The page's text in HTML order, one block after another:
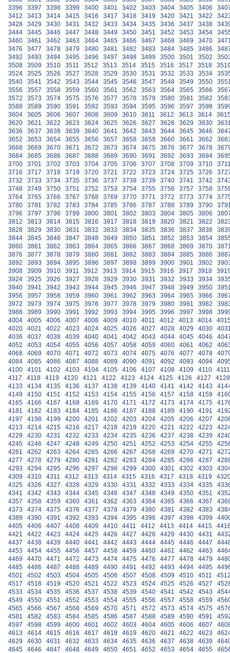
3396
3397 3398 3399 3400 3401 3402 3403 3404 3405 3406
3412
3413 3414 3415 3416 3417 3418 3419 3420 3421 3422
3428
3429 3430 3431 3432 3433 3434 3435 3436 3437 3438
3444
3445 3446 3447 3448 3449 3450 3451 3452 3453 3454
3460
3461 3462 3463 3464 3465 3466 3467 3468 3469 3470
3476
3477 3478 3479 3480 3481 3482 3483 3484 3485 3486
3492
3493 3494 3495 3496 3497 3498 3499 3500 3501 3502
3508
3509 3510 3511 3512 3513 3514 3515 3516 3517 3518
3524
3525 3526 3527 3528 3529 3530 3531 3532 3533 3534
3540
3541 3542 3543 3544 3545 3546 3547 3548 3549 3550
3556
3557 3558 3559 3560 3561 3562 3563 3564 3565 3566
3572
3573 3574 3575 3576 3577 3578 3579 3580 3581 3582
3588
3589 3590 3591 3592 3593 3594 3595 3596 3597 3598
3604
3605 3606 3607 3608 3609 3610 3611 3612 3613 3614
3620
3621 3622 3623 3624 3625 3626 3627 3628 3629 3630
3636
3637 3638 3639 3640 3641 3642 3643 3644 3645 3646
3652
3653 3654 3655 3656 3657 3658 3659 3660 3661 3662
3668
3669 3670 3671 3672 3673 3674 3675 3676 3677 3678
3684
3685 3686 3687 3688 3689 3690 3691 3692 3693 3694
3700
3701 3702 3703 3704 3705 3706 3707 3708 3709 3710
3716
3717 3718 3719 3720 3721 3722 3723 3724 3725 3726
3732
3733 3734 3735 3736 3737 3738 3739 3740 3741 3742
3748
3749 3750 3751 3752 3753 3754 3755 3756 3757 3758
3764
3765 3766 3767 3768 3769 3770 3771 3772 3773 3774
3780
3781 3782 3783 3784 3785 3786 3787 3788 3789 3790
3796
3797 3798 3799 3800 3801 3802 3803 3804 3805 3806
3812
3813 3814 3815 3816 3817 3818 3819 3820 3821 3822
3828
3829 3830 3831 3832 3833 3834 3835 3836 3837 3838
3844
3845 3846 3847 3848 3849 3850 3851 3852 3853 3854
3860
3861 3862 3863 3864 3865 3866 3867 3868 3869 3870
3876
3877 3878 3879 3880 3881 3882 3883 3884 3885 3886
3892
3893 3894 3895 3896 3897 3898 3899 3900 3901 3902
3908
3909 3910 3911 3912 3913 3914 3915 3916 3917 3918
3924
3925 3926 3927 3928 3929 3930 3931 3932 3933 3934
3940
3941 3942 3943 3944 3945 3946 3947 3948 3949 3950
3956
3957 3958 3959 3960 3961 3962 3963 3964 3965 3966
3972
3973 3974 3975 3976 3977 3978 3979 3980 3981 3982
3988
3989 3990 3991 3992 3993 3994 3995 3996 3997 3998
4004
4005 4006 4007 4008 4009 4010 4011 4012 4013 4014
4020
4021 4022 4023 4024 4025 4026 4027 4028 4029 4030
4036
4037 4038 4039 4040 4041 4042 4043 4044 4045 4046
4052
4053 4054 4055 4056 4057 4058 4059 4060 4061 4062
4068
4069 4070 4071 4072 4073 4074 4075 4076 4077 4078
4084
4085 4086 4087 4088 4089 4090 4091 4092 4093 4094
4100
4101 4102 4103 4104 4105 4106 4107 4108 4109 4110
4111
4117
4118 4119 4120 4121 4122 4123 4124 4125 4126 4127
4128
4133
4134 4135 4136 4137 4138 4139 4140 4141 4142 4143
4149
4150 4151 4152 4153 4154 4155 4156 4157 4158 4159
4165
4166 4167 4168 4169 4170 4171 4172 4173 4174 4175
4181
4182 4183 4184 4185 4186 4187 4188 4189 4190 4191
4197
4198 4199 4200 4201 4202 4203 4204 4205 4206 4207
4213
4214 4215 4216 4217 4218 4219 4220 4221 4222 4223
4229
4230 4231 4232 4233 4234 4235 4236 4237 4238 4239
4245
4246 4247 4248 4249 4250 4251 4252 4253 4254 4255
4261
4262 4263 4264 4265 4266 4267 4268 4269 4270 4271
4277
4278 4279 4280 4281 4282 4283 4284 4285 4286 4287
4293
4294 4295 4296 4297 4298 4299 4300 4301 4302 4303
4309
4310 4311 4312 4313 4314 4315 4316 4317 4318 4319
4325
4326 4327 4328 4329 4330 4331 4332 4333 4334 4335
4341
4342 4343 4344 4345 4346 4347 4348 4349 4350 4351
4357
4358 4359 4360 4361 4362 4363 4364 4365 4366 4367
4373
4374 4375 4376 4377 4378 4379 4380 4381 4382 4383
4389
4390 4391 4392 4393 4394 4395 4396 4397 4398 4399
4405
4406 4407 4408 4409 4410 4411 4412 4413 4414 4415
4421
4422 4423 4424 4425 4426 4427 4428 4429 4430 4431
4437
4438 4439 4440 4441 4442 4443 4444 4445 4446 4447
4453
4454 4455 4456 4457 4458 4459 4460 4461 4462 4463
4469
4470 4471 4472 4473 4474 4475 4476 4477 4478 4479
4485
4486 4487 4488 4489 4490 4491 4492 4493 4494 4495
4501
4502 4503 4504 4505 4506 4507 4508 4509 4510 4511
4517
4518 4519 4520 4521 4522 4523 4524 4525 4526 4527
4533
4534 4535 4536 4537 4538 4539 4540 4541 4542 4543
4549
4550 4551 4552 4553 4554 4555 4556 4557 4558 4559
4565
4566 4567 4568 4569 4570 4571 4572 4573 4574 4575
4581
4582 4583 4584 4585 4586 4587 4588 4589 4590 4591
4597
4598 4599 4600 4601 4602 4603 4604 4605 4606 4607
4613
4614 4615 4616 4617 4618 4619 4620 4621 4622 4623
4629
4630 4631 4632 4633 4634 4635 4636 4637 4638 4639
4645
4646 4647 4648 4649 4650 4651 4652 4653 4654 4655